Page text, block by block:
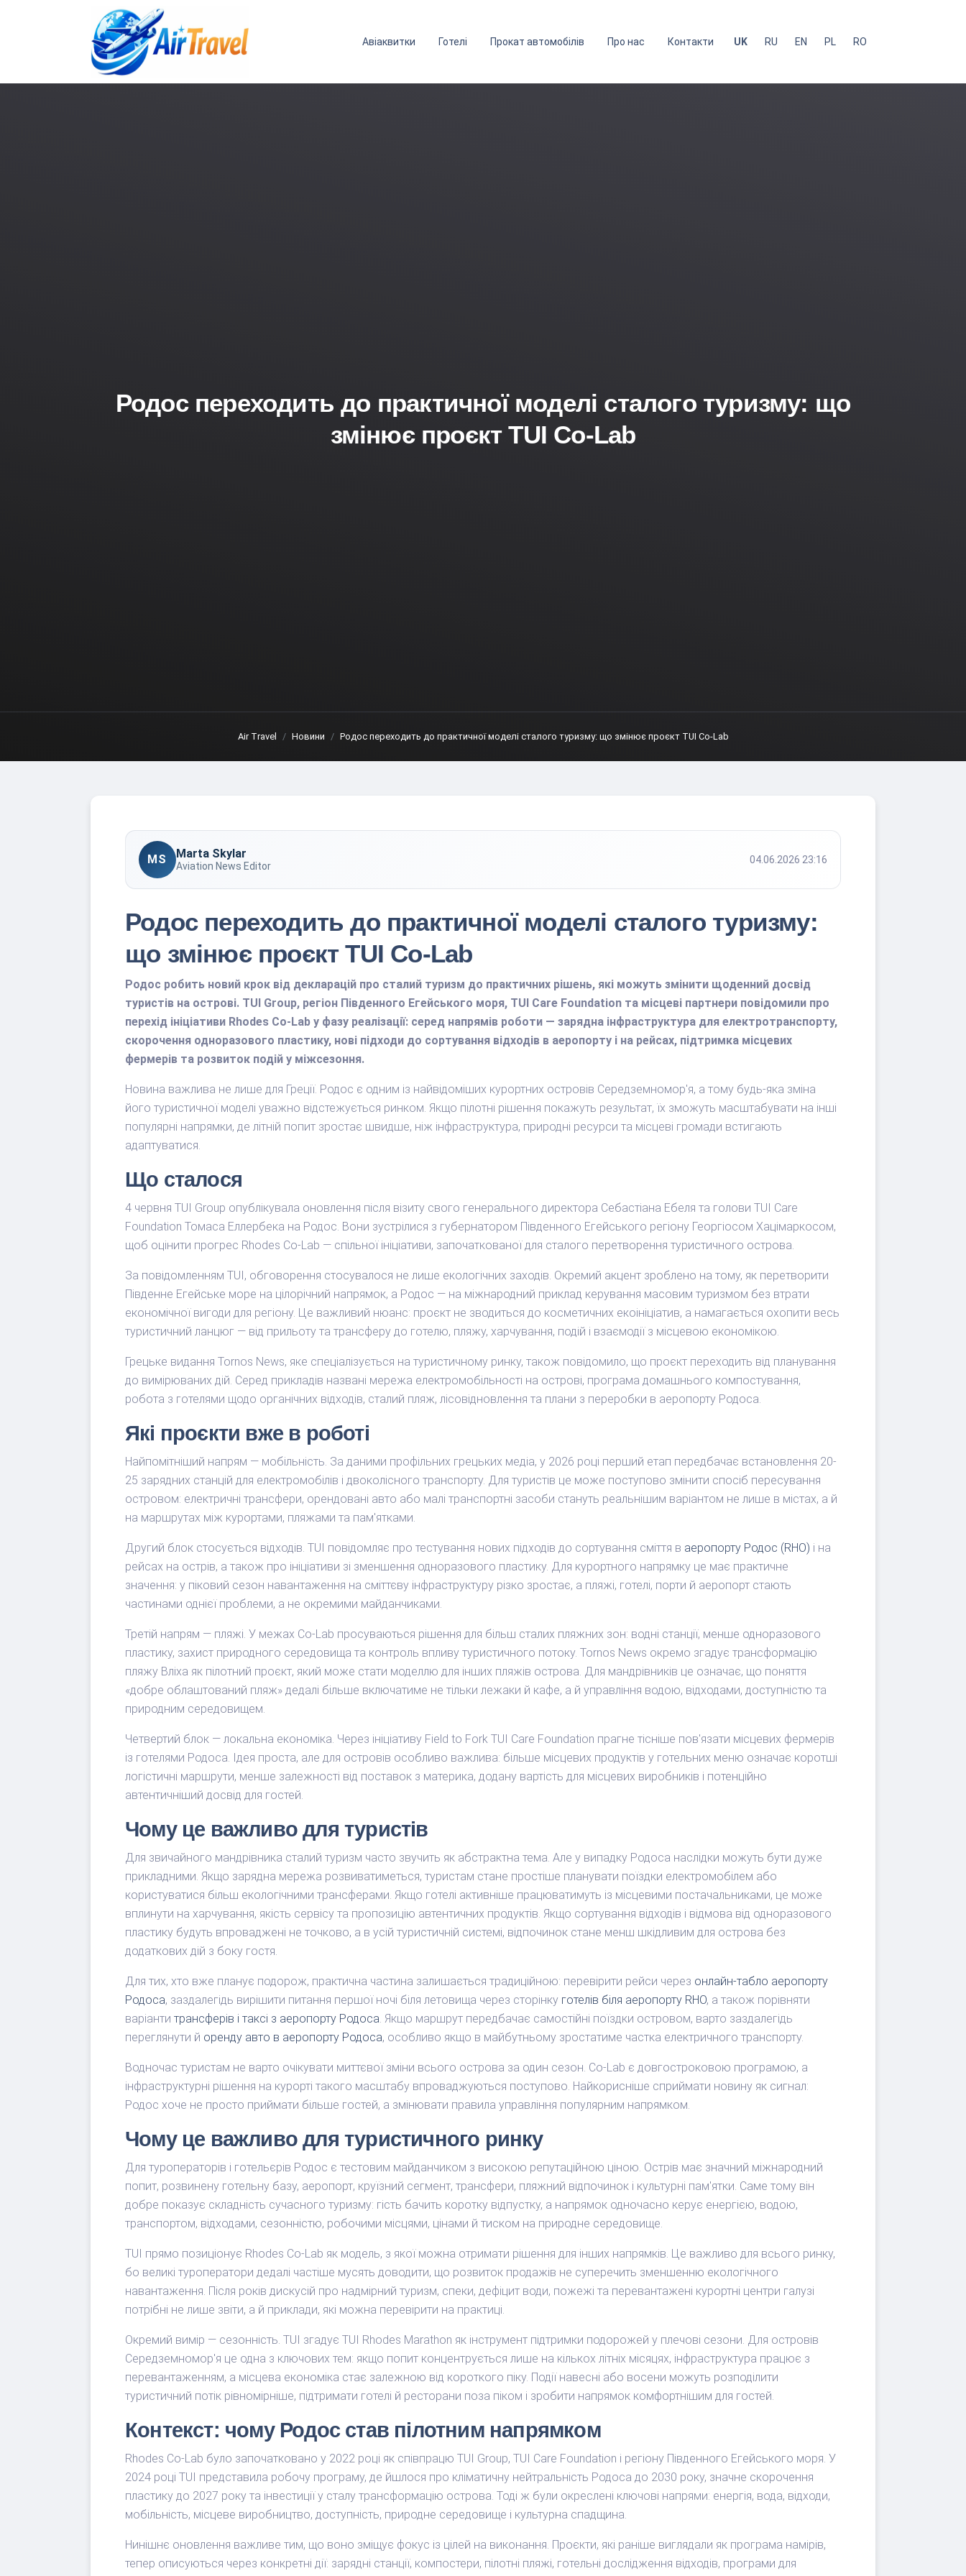
Авіаквитки Готелі Прокат автомобілів Про нас Контакти UK RU EN PL RO
Родос переходить до практичної моделі сталого туризму: що
змінює проєкт TUI Co-Lab
Air Travel Новини Родос переходить до практичної моделі сталого туризму: що змінює проєкт TUI Co-Lab
MS Marta Skylar
Aviation News Editor
04.06.2026 23:16
Родос переходить до практичної моделі сталого туризму:
що змінює проєкт TUI Co-Lab
Родос робить новий крок від декларацій про сталий туризм до практичних рішень, які можуть змінити щоденний досвід
туристів на острові. TUI Group, регіон Південного Егейського моря, TUI Care Foundation та місцеві партнери повідомили про
перехід ініціативи Rhodes Co-Lab у фазу реалізації: серед напрямів роботи — зарядна інфраструктура для електротранспорту,
скорочення одноразового пластику, нові підходи до сортування відходів в аеропорту і на рейсах, підтримка місцевих
фермерів та розвиток подій у міжсезоння.
Новина важлива не лише для Греції. Родос є одним із найвідоміших курортних островів Середземномор'я, а тому будь-яка зміна
його туристичної моделі уважно відстежується ринком. Якщо пілотні рішення покажуть результат, їх зможуть масштабувати на інші
популярні напрямки, де літній попит зростає швидше, ніж інфраструктура, природні ресурси та місцеві громади встигають
адаптуватися.
Що сталося
4 червня TUI Group опублікувала оновлення після візиту свого генерального директора Себастіана Ебеля та голови TUI Care
Foundation Томаса Еллербека на Родос. Вони зустрілися з губернатором Південного Егейського регіону Георгіосом Хацімаркосом,
щоб оцінити прогрес Rhodes Co-Lab — спільної ініціативи, започаткованої для сталого перетворення туристичного острова.
За повідомленням TUI, обговорення стосувалося не лише екологічних заходів. Окремий акцент зроблено на тому, як перетворити
Південне Егейське море на цілорічний напрямок, а Родос — на міжнародний приклад керування масовим туризмом без втрати
економічної вигоди для регіону. Це важливий нюанс: проєкт не зводиться до косметичних екоініціатив, а намагається охопити весь
туристичний ланцюг — від прильоту та трансферу до готелю, пляжу, харчування, подій і взаємодії з місцевою економікою.
Грецьке видання Tornos News, яке спеціалізується на туристичному ринку, також повідомило, що проєкт переходить від планування
до вимірюваних дій. Серед прикладів названі мережа електромобільності на острові, програма домашнього компостування,
робота з готелями щодо органічних відходів, сталий пляж, лісовідновлення та плани з переробки в аеропорту Родоса.
Які проєкти вже в роботі
Найпомітніший напрям — мобільність. За даними профільних грецьких медіа, у 2026 році перший етап передбачає встановлення 20-
25 зарядних станцій для електромобілів і двоколісного транспорту. Для туристів це може поступово змінити спосіб пересування
островом: електричні трансфери, орендовані авто або малі транспортні засоби стануть реальнішим варіантом не лише в містах, а й
на маршрутах між курортами, пляжами та пам'ятками.
Другий блок стосується відходів. TUI повідомляє про тестування нових підходів до сортування сміття в аеропорту Родос (RHO) і на
рейсах на острів, а також про ініціативи зі зменшення одноразового пластику. Для курортного напрямку це має практичне
значення: у піковий сезон навантаження на сміттєву інфраструктуру різко зростає, а пляжі, готелі, порти й аеропорт стають
частинами однієї проблеми, а не окремими майданчиками.
Третій напрям — пляжі. У межах Co-Lab просуваються рішення для більш сталих пляжних зон: водні станції, менше одноразового
пластику, захист природного середовища та контроль впливу туристичного потоку. Tornos News окремо згадує трансформацію
пляжу Вліха як пілотний проєкт, який може стати моделлю для інших пляжів острова. Для мандрівників це означає, що поняття
«добре облаштований пляж» дедалі більше включатиме не тільки лежаки й кафе, а й управління водою, відходами, доступністю та
природним середовищем.
Четвертий блок — локальна економіка. Через ініціативу Field to Fork TUI Care Foundation прагне тісніше пов'язати місцевих фермерів
із готелями Родоса. Ідея проста, але для островів особливо важлива: більше місцевих продуктів у готельних меню означає коротші
логістичні маршрути, менше залежності від поставок з материка, додану вартість для місцевих виробників і потенційно
автентичніший досвід для гостей.
Чому це важливо для туристів
Для звичайного мандрівника сталий туризм часто звучить як абстрактна тема. Але у випадку Родоса наслідки можуть бути дуже
прикладними. Якщо зарядна мережа розвиватиметься, туристам стане простіше планувати поїздки електромобілем або
користуватися більш екологічними трансферами. Якщо готелі активніше працюватимуть із місцевими постачальниками, це може
вплинути на харчування, якість сервісу та пропозицію автентичних продуктів. Якщо сортування відходів і відмова від одноразового
пластику будуть впроваджені не точково, а в усій туристичній системі, відпочинок стане менш шкідливим для острова без
додаткових дій з боку гостя.
Для тих, хто вже планує подорож, практична частина залишається традиційною: перевірити рейси через онлайн-табло аеропорту
Родоса, заздалегідь вирішити питання першої ночі біля летовища через сторінку готелів біля аеропорту RHO, а також порівняти
варіанти трансферів і таксі з аеропорту Родоса . Якщо маршрут передбачає самостійні поїздки островом, варто заздалегідь
переглянути й оренду авто в аеропорту Родоса, особливо якщо в майбутньому зростатиме частка електричного транспорту.
Водночас туристам не варто очікувати миттєвої зміни всього острова за один сезон. Co-Lab є довгостроковою програмою, а
інфраструктурні рішення на курорті такого масштабу впроваджуються поступово. Найкорисніше сприймати новину як сигнал:
Родос хоче не просто приймати більше гостей, а змінювати правила управління популярним напрямком.
Чому це важливо для туристичного ринку
Для туроператорів і готельєрів Родос є тестовим майданчиком з високою репутаційною ціною. Острів має значний міжнародний
попит, розвинену готельну базу, аеропорт, круїзний сегмент, трансфери, пляжний відпочинок і культурні пам'ятки. Саме тому він
добре показує складність сучасного туризму: гість бачить коротку відпустку, а напрямок одночасно керує енергією, водою,
транспортом, відходами, сезонністю, робочими місцями, цінами й тиском на природне середовище.
TUI прямо позиціонує Rhodes Co-Lab як модель, з якої можна отримати рішення для інших напрямків. Це важливо для всього ринку,
бо великі туроператори дедалі частіше мусять доводити, що розвиток продажів не суперечить зменшенню екологічного
навантаження. Після років дискусій про надмірний туризм, спеки, дефіцит води, пожежі та перевантажені курортні центри галузі
потрібні не лише звіти, а й приклади, які можна перевірити на практиці.
Окремий вимір — сезонність. TUI згадує TUI Rhodes Marathon як інструмент підтримки подорожей у плечові сезони. Для островів
Середземномор'я це одна з ключових тем: якщо попит концентрується лише на кількох літніх місяцях, інфраструктура працює з
перевантаженням, а місцева економіка стає залежною від короткого піку. Події навесні або восени можуть розподілити
туристичний потік рівномірніше, підтримати готелі й ресторани поза піком і зробити напрямок комфортнішим для гостей.
Контекст: чому Родос став пілотним напрямком
Rhodes Co-Lab було започатковано у 2022 році як співпрацю TUI Group, TUI Care Foundation і регіону Південного Егейського моря. У
2024 році TUI представила робочу програму, де йшлося про кліматичну нейтральність Родоса до 2030 року, значне скорочення
пластику до 2027 року та інвестиції у сталу трансформацію острова. Тоді ж були окреслені ключові напрями: енергія, вода, відходи,
мобільність, місцеве виробництво, доступність, природне середовище і культурна спадщина.
Нинішнє оновлення важливе тим, що воно зміщує фокус із цілей на виконання. Проєкти, які раніше виглядали як програма намірів,
тепер описуються через конкретні дії: зарядні станції, компостери, пілотні пляжі, готельні дослідження відходів, програми для